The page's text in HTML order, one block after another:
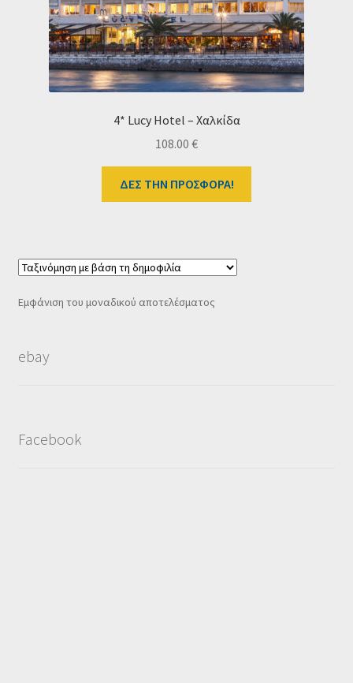
HOME
4* Lucy Hotel – Χαλκίδα
108.00 €
ΔΕΣ ΤΗΝ ΠΡΟΣΦΟΡΑ!
Εμφάνιση του μοναδικού αποτελέσματος
ebay
Facebook